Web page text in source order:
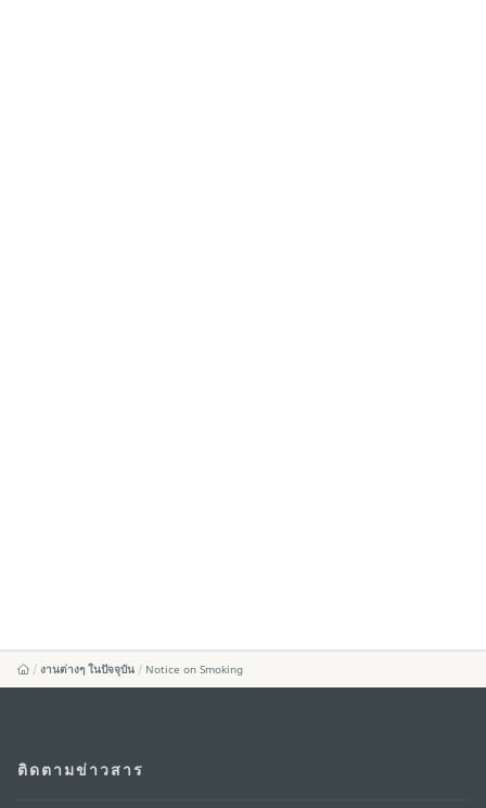
งานต่างๆ ในปัจจุบัน Notice on Smoking
ติดตามข่าวสาร